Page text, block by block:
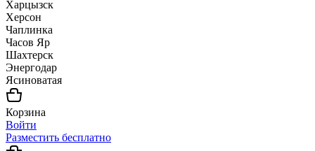
Харцызск
Херсон
Чаплинка
Часов Яр
Шахтерск
Энергодар
Ясиноватая
Корзина
Войти
Разместить бесплатно